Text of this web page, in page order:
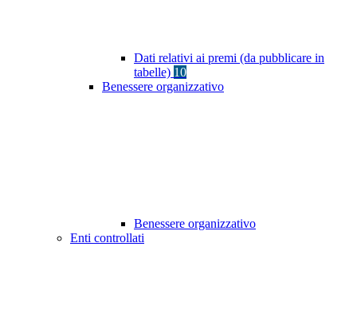
Dati relativi ai premi (da pubblicare in
tabelle) 10
Benessere organizzativo
Benessere organizzativo
Enti controllati